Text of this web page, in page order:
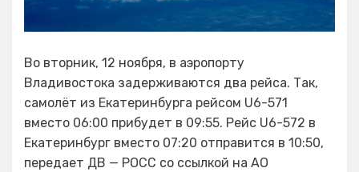
Во вторник, 12 ноября, в аэропорту
Владивостока задерживаются два рейса. Так,
самолёт из Екатеринбурга рейсом U6-571
вместо 06:00 прибудет в 09:55. Рейс U6-572 в
Екатеринбург вместо 07:20 отправится в 10:50,
передает ДВ — РОСС со ссылкой на АО